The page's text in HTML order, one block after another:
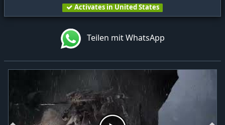
Activates in United States
Teilen mit WhatsApp